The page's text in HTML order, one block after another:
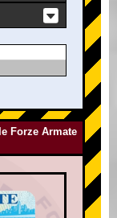
Forze Armate